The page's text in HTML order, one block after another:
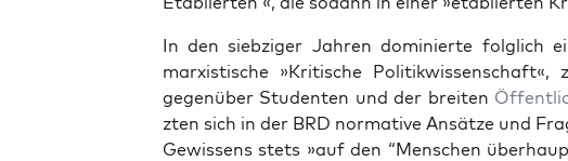
In den siebziger Jahren dominierte fol­glich
marx­is­tis­che »Kri­tis­che
gegenüber Stu­den­ten und der bre­it­en
zten sich in der BRD nor­ma­tive Ansätze und
Gewis­sens stets »auf den “Men­schen